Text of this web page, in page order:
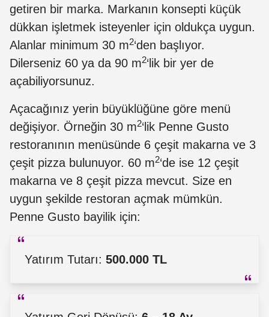
getiren bir marka. Markanın konsepti küçük
dükkan işletmek isteyenler için oldukça uygun.
Alanlar minimum 30 m2‘den başlıyor.
Dilerseniz 60 ya da 90 m2‘lik bir yer de
açabiliyorsunuz.
Açacağınız yerin büyüklüğüne göre menü
değişiyor. Örneğin 30 m2‘lik Penne Gusto
restoranının menüsünde 6 çeşit makarna ve 3
çeşit pizza bulunuyor. 60 m2‘de ise 12 çeşit
makarna ve 8 çeşit pizza mevcut. Size en
uygun şekilde restoran açmak mümkün.
Penne Gusto bayilik için:
Yatırım Tutarı: 500.000 TL